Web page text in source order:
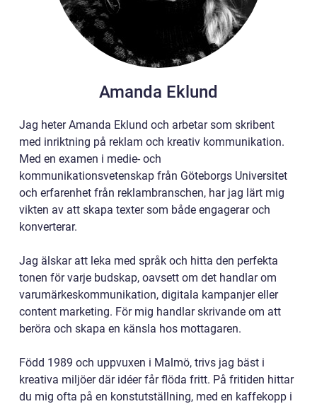
Amanda Eklund
Jag heter Amanda Eklund och arbetar som skribent
med inriktning på reklam och kreativ kommunikation.
Med en examen i medie- och
kommunikationsvetenskap från Göteborgs Universitet
och erfarenhet från reklambranschen, har jag lärt mig
vikten av att skapa texter som både engagerar och
konverterar.
Jag älskar att leka med språk och hitta den perfekta
tonen för varje budskap, oavsett om det handlar om
varumärkeskommunikation, digitala kampanjer eller
content marketing. För mig handlar skrivande om att
beröra och skapa en känsla hos mottagaren.
Född 1989 och uppvuxen i Malmö, trivs jag bäst i
kreativa miljöer där idéer får flöda fritt. På fritiden hittar
du mig ofta på en konstutställning, med en kaffekopp i